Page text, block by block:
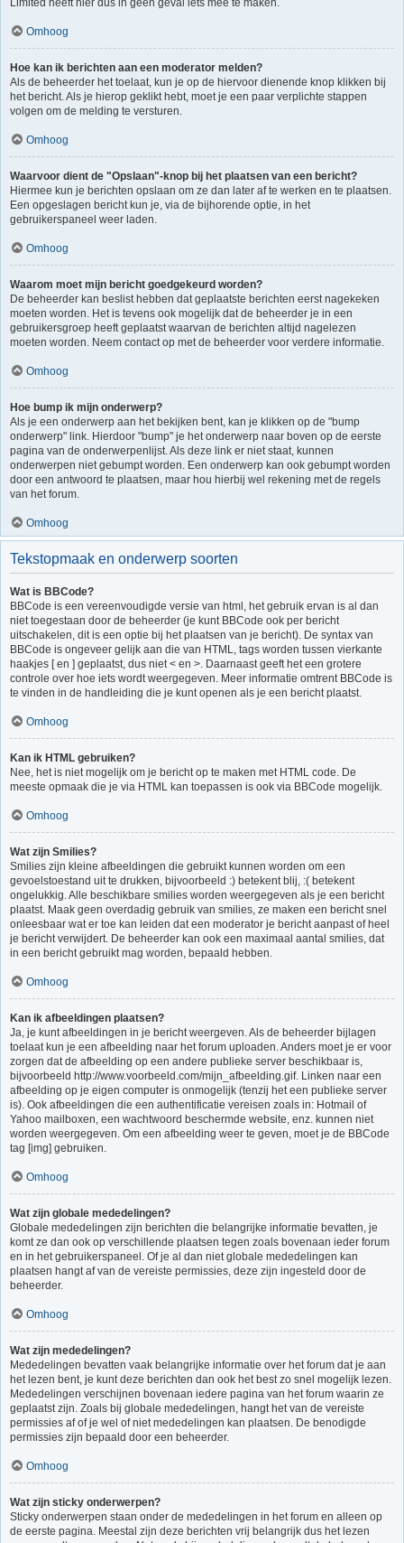
Limited heeft hier dus in geen geval iets mee te maken.
Omhoog
Hoe kan ik berichten aan een moderator melden?
Als de beheerder het toelaat, kun je op de hiervoor dienende knop klikken bij
het bericht. Als je hierop geklikt hebt, moet je een paar verplichte stappen
volgen om de melding te versturen.
Omhoog
Waarvoor dient de "Opslaan"-knop bij het plaatsen van een bericht?
Hiermee kun je berichten opslaan om ze dan later af te werken en te plaatsen.
Een opgeslagen bericht kun je, via de bijhorende optie, in het
gebruikerspaneel weer laden.
Omhoog
Waarom moet mijn bericht goedgekeurd worden?
De beheerder kan beslist hebben dat geplaatste berichten eerst nagekeken
moeten worden. Het is tevens ook mogelijk dat de beheerder je in een
gebruikersgroep heeft geplaatst waarvan de berichten altijd nagelezen
moeten worden. Neem contact op met de beheerder voor verdere informatie.
Omhoog
Hoe bump ik mijn onderwerp?
Als je een onderwerp aan het bekijken bent, kan je klikken op de "bump
onderwerp" link. Hierdoor "bump" je het onderwerp naar boven op de eerste
pagina van de onderwerpenlijst. Als deze link er niet staat, kunnen
onderwerpen niet gebumpt worden. Een onderwerp kan ook gebumpt worden
door een antwoord te plaatsen, maar hou hierbij wel rekening met de regels
van het forum.
Omhoog
Tekstopmaak en onderwerp soorten
Wat is BBCode?
BBCode is een vereenvoudigde versie van html, het gebruik ervan is al dan
niet toegestaan door de beheerder (je kunt BBCode ook per bericht
uitschakelen, dit is een optie bij het plaatsen van je bericht). De syntax van
BBCode is ongeveer gelijk aan die van HTML, tags worden tussen vierkante
haakjes [ en ] geplaatst, dus niet < en >. Daarnaast geeft het een grotere
controle over hoe iets wordt weergegeven. Meer informatie omtrent BBCode is
te vinden in de handleiding die je kunt openen als je een bericht plaatst.
Omhoog
Kan ik HTML gebruiken?
Nee, het is niet mogelijk om je bericht op te maken met HTML code. De
meeste opmaak die je via HTML kan toepassen is ook via BBCode mogelijk.
Omhoog
Wat zijn Smilies?
Smilies zijn kleine afbeeldingen die gebruikt kunnen worden om een
gevoelstoestand uit te drukken, bijvoorbeeld :) betekent blij, :( betekent
ongelukkig. Alle beschikbare smilies worden weergegeven als je een bericht
plaatst. Maak geen overdadig gebruik van smilies, ze maken een bericht snel
onleesbaar wat er toe kan leiden dat een moderator je bericht aanpast of heel
je bericht verwijdert. De beheerder kan ook een maximaal aantal smilies, dat
in een bericht gebruikt mag worden, bepaald hebben.
Omhoog
Kan ik afbeeldingen plaatsen?
Ja, je kunt afbeeldingen in je bericht weergeven. Als de beheerder bijlagen
toelaat kun je een afbeelding naar het forum uploaden. Anders moet je er voor
zorgen dat de afbeelding op een andere publieke server beschikbaar is,
bijvoorbeeld http://www.voorbeeld.com/mijn_afbeelding.gif. Linken naar een
afbeelding op je eigen computer is onmogelijk (tenzij het een publieke server
is). Ook afbeeldingen die een authentificatie vereisen zoals in: Hotmail of
Yahoo mailboxen, een wachtwoord beschermde website, enz. kunnen niet
worden weergegeven. Om een afbeelding weer te geven, moet je de BBCode
tag [img] gebruiken.
Omhoog
Wat zijn globale mededelingen?
Globale mededelingen zijn berichten die belangrijke informatie bevatten, je
komt ze dan ook op verschillende plaatsen tegen zoals bovenaan ieder forum
en in het gebruikerspaneel. Of je al dan niet globale mededelingen kan
plaatsen hangt af van de vereiste permissies, deze zijn ingesteld door de
beheerder.
Omhoog
Wat zijn mededelingen?
Mededelingen bevatten vaak belangrijke informatie over het forum dat je aan
het lezen bent, je kunt deze berichten dan ook het best zo snel mogelijk lezen.
Mededelingen verschijnen bovenaan iedere pagina van het forum waarin ze
geplaatst zijn. Zoals bij globale mededelingen, hangt het van de vereiste
permissies af of je wel of niet mededelingen kan plaatsen. De benodigde
permissies zijn bepaald door een beheerder.
Omhoog
Wat zijn sticky onderwerpen?
Sticky onderwerpen staan onder de mededelingen in het forum en alleen op
de eerste pagina. Meestal zijn deze berichten vrij belangrijk dus het lezen